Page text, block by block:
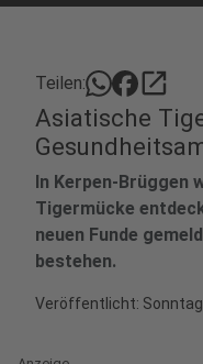
Teilen: open_in_new
Asiatische
In Kerpen-Brüggen
Tigermücke
neuen Funde
bestehen.
Veröffentlicht: